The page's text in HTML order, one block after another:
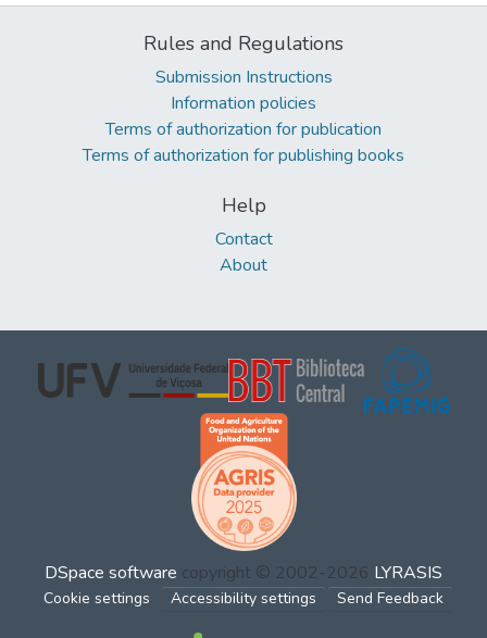
Rules and Regulations
Submission Instructions
Information policies
Terms of authorization for publication
Terms of authorization for publishing books
Help
Contact
About
DSpace software copyright © 2002-2026 LYRASIS
Cookie settings Accessibility settings Send Feedback